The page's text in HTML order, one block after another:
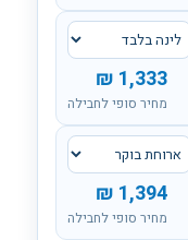
1,333
₪
מחיר סופי לחבילה
1,394
₪
מחיר סופי לחבילה